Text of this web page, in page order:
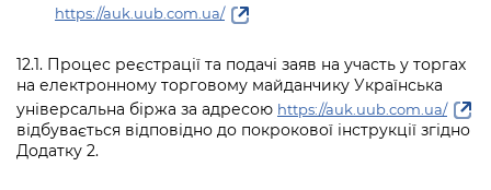
https://auk.uub.com.ua/
12.1. Процес реєстрації та подачі заяв на участь у торгах
на електронному торговому майданчику Українська
універсальна біржа за адресою https://auk.uub.com.ua/
відбувається відповідно до покрокової інструкції згідно
Додатку 2.